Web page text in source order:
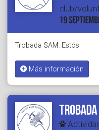
club/
19
Trobada SAM: Estós
Más información
Trobada